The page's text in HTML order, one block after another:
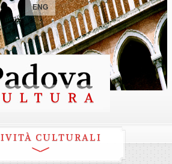
ENG
CULTURALI